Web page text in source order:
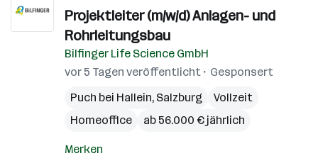
Projektleiter (m/w/d) Anlagen- und
Rohrleitungsbau
Bilfinger Life Science GmbH
vor 5 Tagen veröffentlicht
Gesponsert
Puch bei Hallein, Salzburg
Vollzeit
Homeoffice
ab 56.000 € jährlich
Merken